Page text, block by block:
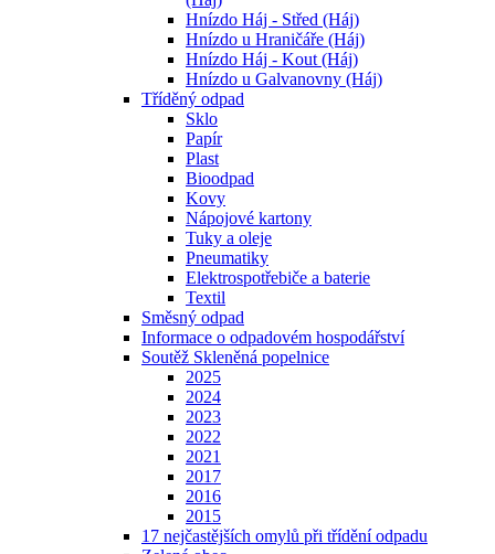
Hnízdo Háj - Střed (Háj)
Hnízdo u Hraničáře (Háj)
Hnízdo Háj - Kout (Háj)
Hnízdo u Galvanovny (Háj)
Tříděný odpad
Sklo
Papír
Plast
Bioodpad
Kovy
Nápojové kartony
Tuky a oleje
Pneumatiky
Elektrospotřebiče a baterie
Textil
Směsný odpad
Informace o odpadovém hospodářství
Soutěž Skleněná popelnice
2025
2024
2023
2022
2021
2017
2016
2015
17 nejčastějších omylů při třídění odpadu